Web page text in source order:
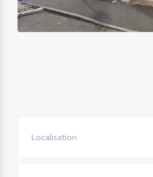
Localisation